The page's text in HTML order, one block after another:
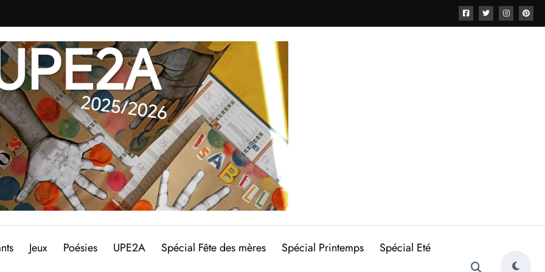
Jeux Poésies UPE2A Spécial Fête des mères Spécial Printemps Spécial Eté